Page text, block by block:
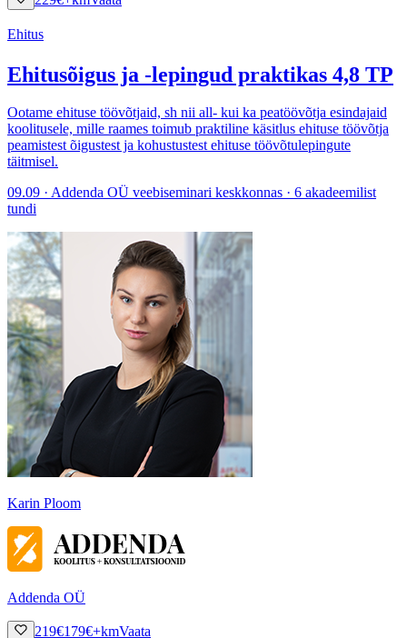
Ehitus
Ehitusõigus ja -lepingud praktikas 4,8 TP
Ootame ehituse töövõtjaid, sh nii all- kui ka peatöövõtja esindajaid
koolitusele, mille raames toimub praktiline käsitlus ehituse töövõtja
peamistest õigustest ja kohustustest ehituse töövõtulepingute
täitmisel.
09.09 · Addenda OÜ veebiseminari keskkonnas · 6 akadeemilist
tundi
Karin Ploom
Addenda OÜ
219€179€+kmVaata